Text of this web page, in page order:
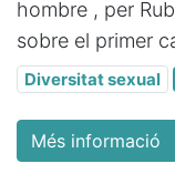
hombre , per
sobre el primer
Diversitat sexual
Més informació